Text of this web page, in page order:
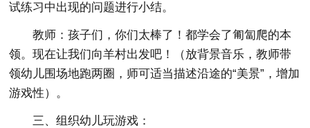
试练习中出现的问题进行小结。
教师：孩子们，你们太棒了！都学会了匍匐爬的本
领。现在让我们向羊村出发吧！（放背景音乐，教师带
领幼儿围场地跑两圈，师可适当描述沿途的“美景”，增加
游戏性）。
三、组织幼儿玩游戏：